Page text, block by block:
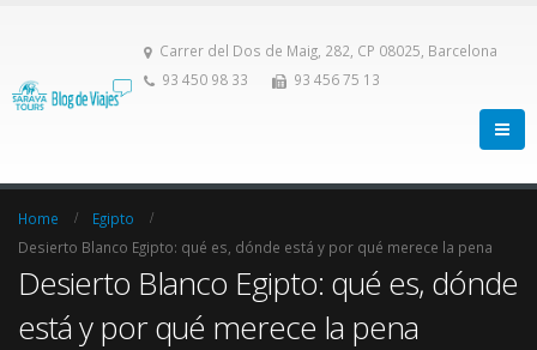
Carrer del Dos de Maig, 282, CP 08025, Barcelona
93 450 98 33
93 456 75 13
Home
Egipto
Desierto Blanco Egipto: qué es, dónde está y por qué merece la pena
Desierto Blanco Egipto: qué es, dónde
está y por qué merece la pena